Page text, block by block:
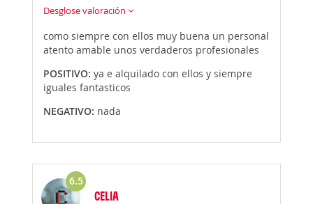
Desglose valoración
como siempre con ellos muy buena un personal
atento amable unos verdaderos profesionales
POSITIVO: ya e alquilado con ellos y siempre
iguales fantasticos
NEGATIVO: nada
6.5
CELIA